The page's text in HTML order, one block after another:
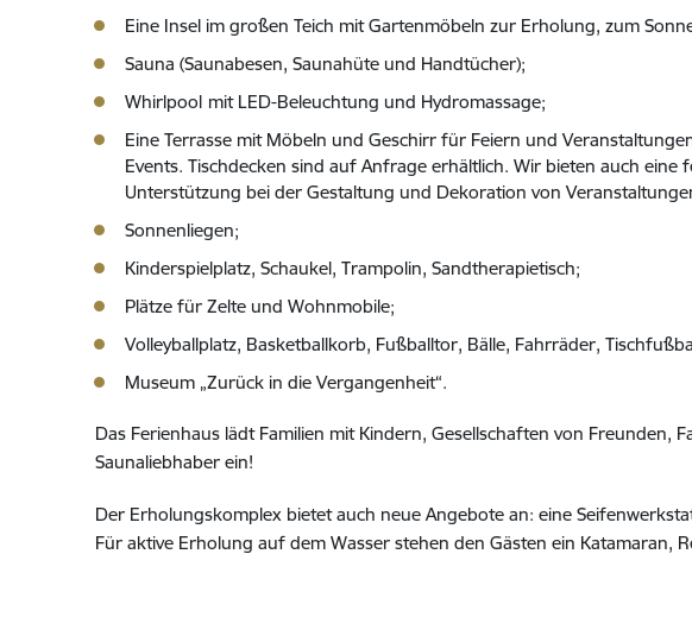
Eine Insel im großen Teich mit Gartenmöbeln zur Erholung, zum
Sauna (Saunabesen, Saunahüte und Handtücher);
Whirlpool mit LED-Beleuchtung und Hydromassage;
Eine Terrasse mit Möbeln und Geschirr für Feiern und
Events. Tischdecken sind auf Anfrage erhältlich. Wir bieten auch
Unterstützung bei der Gestaltung und Dekoration von
Sonnenliegen;
Kinderspielplatz, Schaukel, Trampolin, Sandtherapietisch;
Plätze für Zelte und Wohnmobile;
Volleyballplatz, Basketballkorb, Fußballtor, Bälle, Fahrräder,
Museum „Zurück in die Vergangenheit“.
Das Ferienhaus lädt Familien mit Kindern, Gesellschaften von Freunden,
Saunaliebhaber ein!
Der Erholungskomplex bietet auch neue Angebote an: eine
Für aktive Erholung auf dem Wasser stehen den Gästen ein Katamaran,